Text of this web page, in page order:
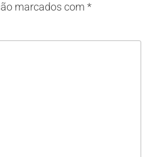
marcados com *